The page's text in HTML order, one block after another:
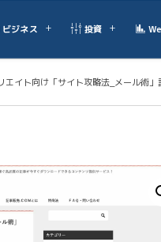
ビジネス 投資
エイト向け「サイト攻略法_メール術」